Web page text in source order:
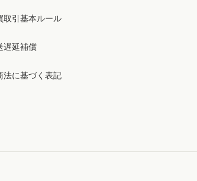
取引基本ルール
遅延補償
法に基づく表記